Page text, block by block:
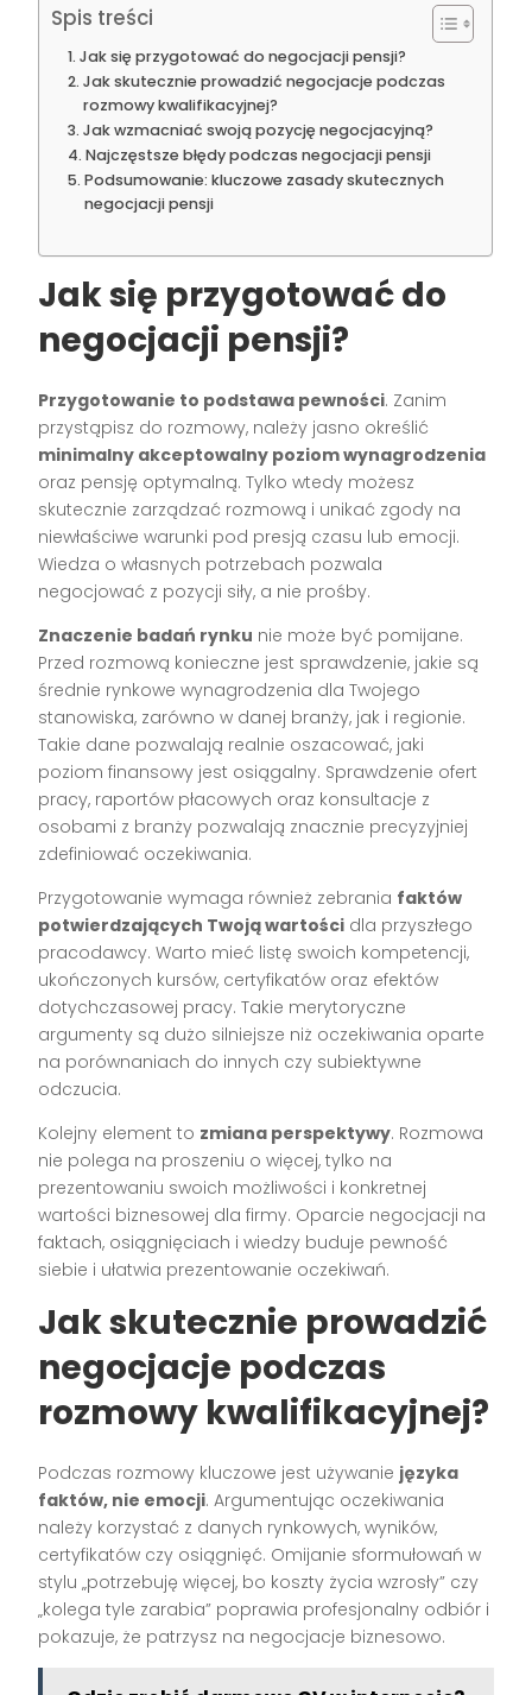
Spis treści
Jak się przygotować do negocjacji pensji?
Jak skutecznie prowadzić negocjacje podczas
rozmowy kwalifikacyjnej?
Jak wzmacniać swoją pozycję negocjacyjną?
Najczęstsze błędy podczas negocjacji pensji
Podsumowanie: kluczowe zasady skutecznych
negocjacji pensji
Jak się przygotować do
negocjacji pensji?
Przygotowanie to podstawa pewności. Zanim
przystąpisz do rozmowy, należy jasno określić
minimalny akceptowalny poziom wynagrodzenia
oraz pensję optymalną. Tylko wtedy możesz
skutecznie zarządzać rozmową i unikać zgody na
niewłaściwe warunki pod presją czasu lub emocji.
Wiedza o własnych potrzebach pozwala
negocjować z pozycji siły, a nie prośby.
Znaczenie badań rynku nie może być pomijane.
Przed rozmową konieczne jest sprawdzenie, jakie są
średnie rynkowe wynagrodzenia dla Twojego
stanowiska, zarówno w danej branży, jak i regionie.
Takie dane pozwalają realnie oszacować, jaki
poziom finansowy jest osiągalny. Sprawdzenie ofert
pracy, raportów płacowych oraz konsultacje z
osobami z branży pozwalają znacznie precyzyjniej
zdefiniować oczekiwania.
Przygotowanie wymaga również zebrania faktów
potwierdzających Twoją wartości dla przyszłego
pracodawcy. Warto mieć listę swoich kompetencji,
ukończonych kursów, certyfikatów oraz efektów
dotychczasowej pracy. Takie merytoryczne
argumenty są dużo silniejsze niż oczekiwania oparte
na porównaniach do innych czy subiektywne
odczucia.
Kolejny element to zmiana perspektywy. Rozmowa
nie polega na proszeniu o więcej, tylko na
prezentowaniu swoich możliwości i konkretnej
wartości biznesowej dla firmy. Oparcie negocjacji na
faktach, osiągnięciach i wiedzy buduje pewność
siebie i ułatwia prezentowanie oczekiwań.
Jak skutecznie prowadzić
negocjacje podczas
rozmowy kwalifikacyjnej?
Podczas rozmowy kluczowe jest używanie języka
faktów, nie emocji. Argumentując oczekiwania
należy korzystać z danych rynkowych, wyników,
certyfikatów czy osiągnięć. Omijanie sformułowań w
stylu „potrzebuję więcej, bo koszty życia wzrosły” czy
„kolega tyle zarabia” poprawia profesjonalny odbiór i
pokazuje, że patrzysz na negocjacje biznesowo.